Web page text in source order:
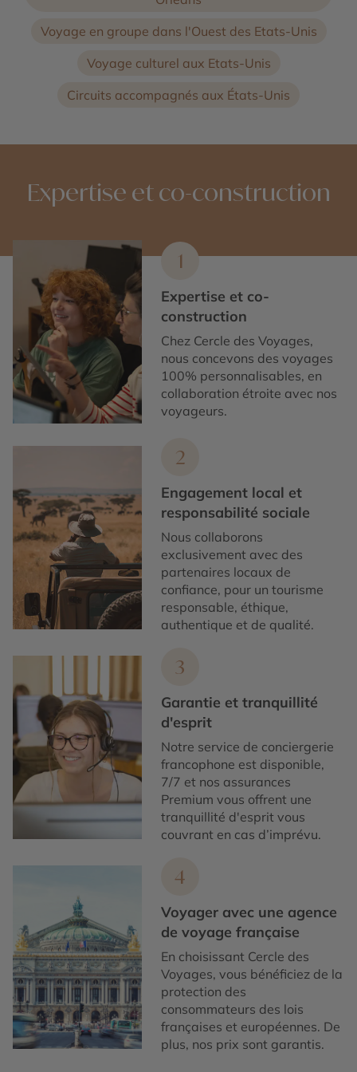
Voyage en groupe dans l'Ouest des Etats-Unis
Voyage culturel aux Etats-Unis
Circuits accompagnés aux États-Unis
Expertise et co-construction
1
Expertise et co-
construction
Chez Cercle des Voyages,
nous concevons des voyages
100% personnalisables, en
collaboration étroite avec nos
voyageurs.
2
Engagement local et
responsabilité sociale
Nous collaborons
exclusivement avec des
partenaires locaux de
confiance, pour un tourisme
responsable, éthique,
authentique et de qualité.
3
Garantie et tranquillité
d'esprit
Notre service de conciergerie
francophone est disponible,
7/7 et nos assurances
Premium vous offrent une
tranquillité d'esprit vous
couvrant en cas d’imprévu.
4
Voyager avec une agence
de voyage française
En choisissant Cercle des
Voyages, vous bénéficiez de la
protection des
consommateurs des lois
françaises et européennes. De
plus, nos prix sont garantis.